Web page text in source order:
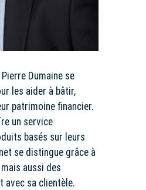
Dumaine se
les aider à bâtir,
patrimoine financier.
un service
basés sur leurs
se distingue grâce à
aussi des
avec sa clientèle.